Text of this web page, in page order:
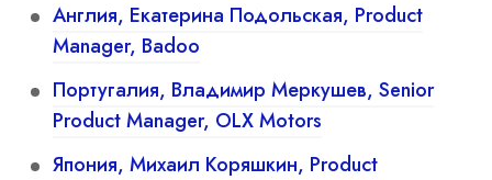
Англия, Екатерина Подольская, Product
Manager, Badoo
Португалия, Владимир Меркушев, Senior
Product Manager, OLX Motors
Япония, Михаил Коряшкин, Product